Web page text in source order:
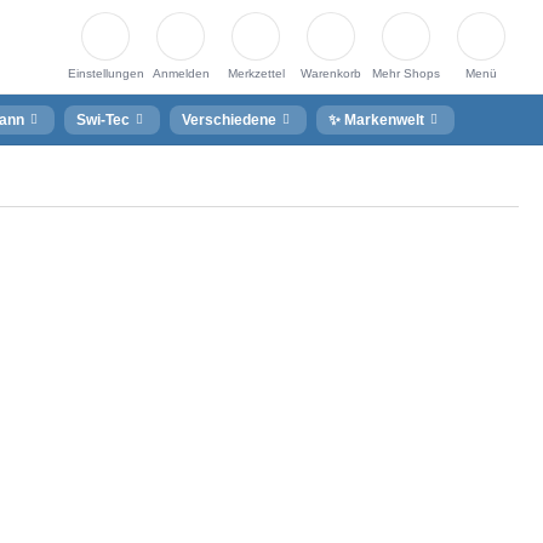
Einstellungen Anmelden Merkzettel Warenkorb Mehr Shops Menü
Swi-Tec Verschiedene ✨ Markenwelt